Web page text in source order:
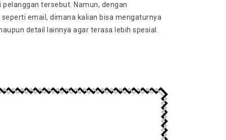
tersebut. Namun, dengan
email, dimana kalian bisa mengaturnya
detail lainnya agar terasa lebih spesial.